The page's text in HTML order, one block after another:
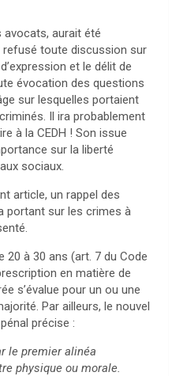
aurait été
refusé toute discussion sur
et le délit de
évocation des questions
sur lesquelles portaient
Il ira probablement
à la CEDH ! Son issue
sur la liberté
sociaux.
article, un rappel des
portant sur les crimes à
20 à 30 ans (art. 7 du Code
en matière de
s’évalue pour un ou une
Par ailleurs, le nouvel
précise :
le premier alinéa
physique ou morale.